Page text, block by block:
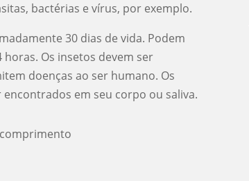
bactérias e vírus, por exemplo.
30 dias de vida. Podem
Os insetos devem ser
doenças ao ser humano. Os
em seu corpo ou saliva.